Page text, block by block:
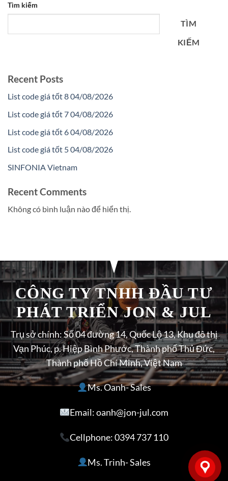
Tìm kiếm
TÌM
KIẾM
Recent Posts
List code giá tốt 8 04/08/2026
List code giá tốt 7 04/08/2026
List code giá tốt 6 04/08/2026
List code giá tốt 5 04/08/2026
SINFONIA Vietnam
Recent Comments
Không có bình luận nào để hiển thị.
CÔNG TY TNHH ĐẦU TƯ
PHÁT TRIỂN JON & JUL
Trụ sở chính: Số 04 đường 14, Quốc Lộ 13, Khu đô thị
Vạn Phúc, p. Hiệp Bình Phước, Thành phố Thủ Đức,
Thành phố Hồ Chí Minh, Việt Nam
Ms. Oanh- Sales
Email: oanh@jon-jul.com
Cellphone:0394 737 110
Ms. Trinh- Sales